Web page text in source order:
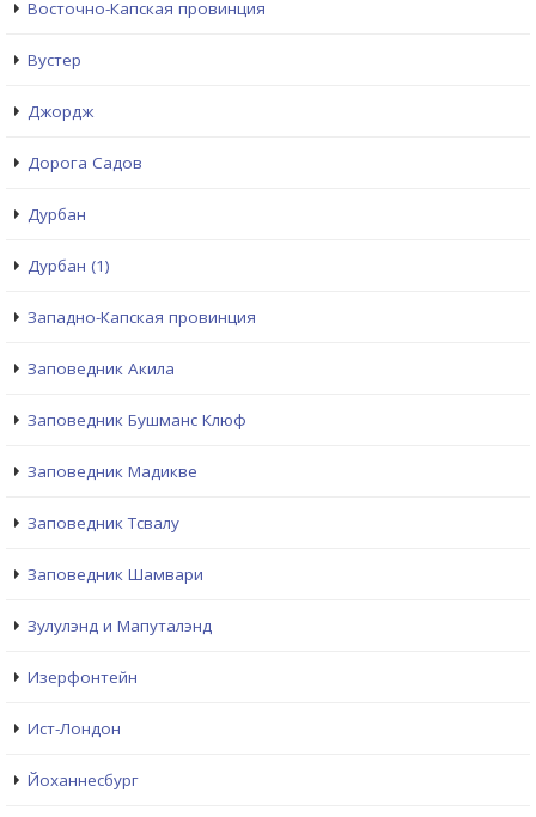
Восточно-Капская провинция
Вустер
Джордж
Дорога Садов
Дурбан
Дурбан (1)
Западно-Капская провинция
Заповедник Акила
Заповедник Бушманс Клюф
Заповедник Мадикве
Заповедник Тсвалу
Заповедник Шамвари
Зулулэнд и Мапуталэнд
Изерфонтейн
Ист-Лондон
Йоханнесбург